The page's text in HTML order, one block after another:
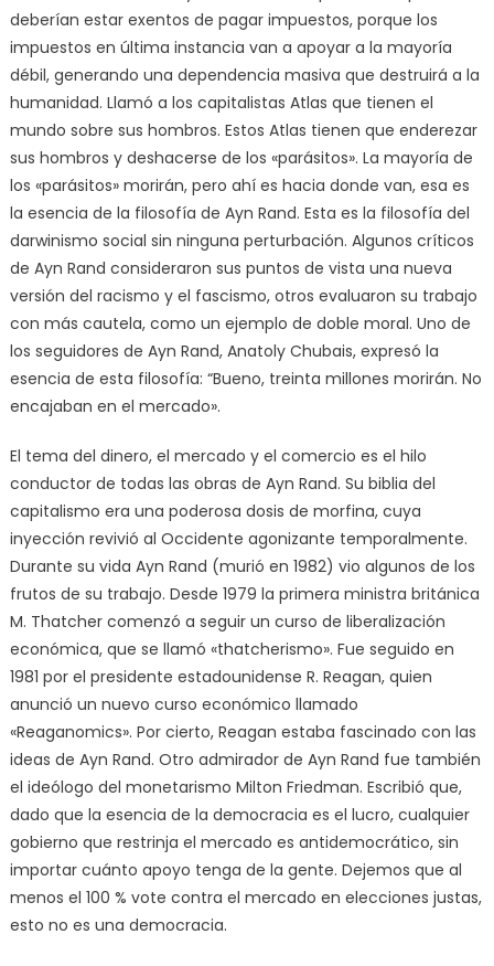
deberían estar exentos de pagar impuestos, porque los
impuestos en última instancia van a apoyar a la mayoría
débil, generando una dependencia masiva que destruirá a la
humanidad. Llamó a los capitalistas Atlas que tienen el
mundo sobre sus hombros. Estos Atlas tienen que enderezar
sus hombros y deshacerse de los «parásitos». La mayoría de
los «parásitos» morirán, pero ahí es hacia donde van, esa es
la esencia de la filosofía de Ayn Rand. Esta es la filosofía del
darwinismo social sin ninguna perturbación. Algunos críticos
de Ayn Rand consideraron sus puntos de vista una nueva
versión del racismo y el fascismo, otros evaluaron su trabajo
con más cautela, como un ejemplo de doble moral. Uno de
los seguidores de Ayn Rand, Anatoly Chubais, expresó la
esencia de esta filosofía: “Bueno, treinta millones morirán. No
encajaban en el mercado».
El tema del dinero, el mercado y el comercio es el hilo
conductor de todas las obras de Ayn Rand. Su biblia del
capitalismo era una poderosa dosis de morfina, cuya
inyección revivió al Occidente agonizante temporalmente.
Durante su vida Ayn Rand (murió en 1982) vio algunos de los
frutos de su trabajo. Desde 1979 la primera ministra británica
M. Thatcher comenzó a seguir un curso de liberalización
económica, que se llamó «thatcherismo». Fue seguido en
1981 por el presidente estadounidense R. Reagan, quien
anunció un nuevo curso económico llamado
«Reaganomics». Por cierto, Reagan estaba fascinado con las
ideas de Ayn Rand. Otro admirador de Ayn Rand fue también
el ideólogo del monetarismo Milton Friedman. Escribió que,
dado que la esencia de la democracia es el lucro, cualquier
gobierno que restrinja el mercado es antidemocrático, sin
importar cuánto apoyo tenga de la gente. Dejemos que al
menos el 100 % vote contra el mercado en elecciones justas,
esto no es una democracia.